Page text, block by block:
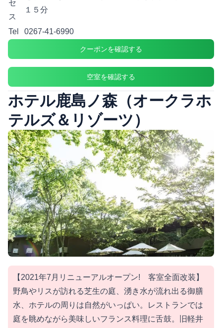
セ
ス
１５分
Tel 0267-41-6990
クーポンを確認する
空室を確認する
ホテル鹿島ノ森（オークラホ
テルズ＆リゾーツ）
【2021年7月リニューアルオープン! 客室全面改装】
野鳥やリスが訪れる芝生の庭、湧き水が流れ出る御膳
水、ホテルの周りは自然がいっぱい。レストランでは
庭を眺めながら美味しいフランス料理に舌鼓。旧軽井